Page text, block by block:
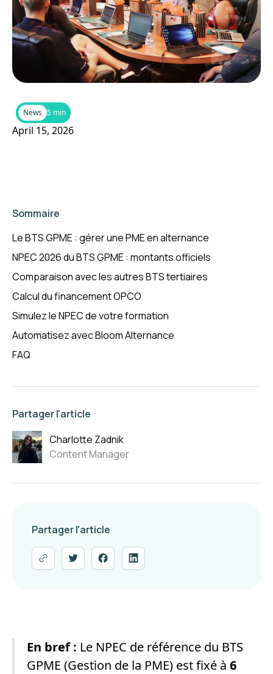
News 5 min
April 15, 2026
Sommaire
Le BTS GPME : gérer une PME en alternance
NPEC 2026 du BTS GPME : montants officiels
Comparaison avec les autres BTS tertiaires
Calcul du financement OPCO
Simulez le NPEC de votre formation
Automatisez avec Bloom Alternance
FAQ
Partager l'article
Charlotte Zadnik
Content Manager
Partager l'article
En bref : Le NPEC de référence du BTS
GPME (Gestion de la PME) est fixé à 6